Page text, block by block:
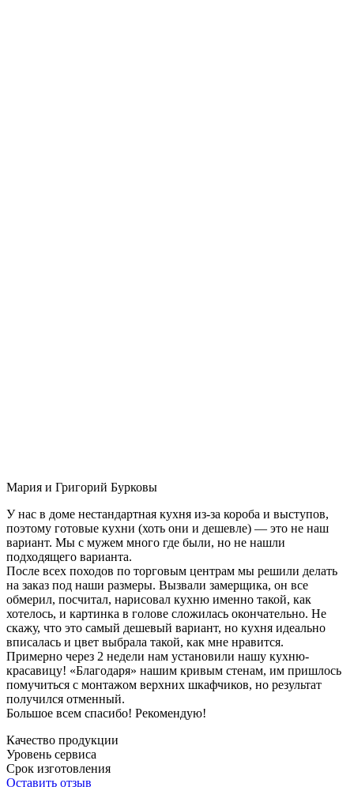
Мария и Григорий Бурковы
У нас в доме нестандартная кухня из-за короба и выступов,
поэтому готовые кухни (хоть они и дешевле) — это не наш
вариант. Мы с мужем много где были, но не нашли
подходящего варианта.
После всех походов по торговым центрам мы решили делать
на заказ под наши размеры. Вызвали замерщика, он все
обмерил, посчитал, нарисовал кухню именно такой, как
хотелось, и картинка в голове сложилась окончательно. Не
скажу, что это самый дешевый вариант, но кухня идеально
вписалась и цвет выбрала такой, как мне нравится.
Примерно через 2 недели нам установили нашу кухню-
красавицу! «Благодаря» нашим кривым стенам, им пришлось
помучиться с монтажом верхних шкафчиков, но результат
получился отменный.
Большое всем спасибо! Рекомендую!
Качество продукции
Уровень сервиса
Срок изготовления
Оставить отзыв